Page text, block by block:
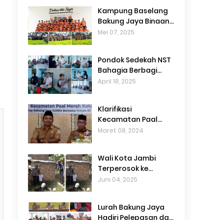
Kampung Baselang
Bakung Jaya Binaan
Rumah Zakat Terima
Shiddiiqi
Mei 07, 2025
Pondok Sedekah NST
Bahagia Berbagi
Telur untuk Warga
April 18, 2025
Klarifikasi
Kecamatan Paal
Merah dan Kelurahan
dan Dugaan
Penerimaan Uang
Jatah
Maret 08, 2024
Wali Kota Jambi
Terperosok ke
Lubang Saat Tinjau
Meski Celana Robek
Juni 04, 2025
Lurah Bakung Jaya
Hadiri Pelepasan dan